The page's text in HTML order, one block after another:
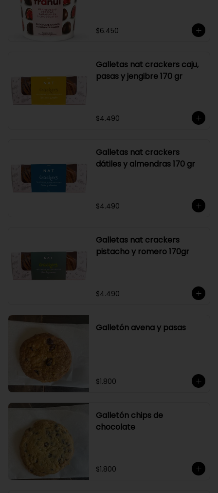
$6.450
Galletas nat crackers caju,
pasas y jengibre 170 gr
$4.490
Galletas nat crackers
dátiles y almendras 170 gr
$4.490
Galletas nat crackers
pistacho y romero 170gr
$4.490
Galletón avena y pasas
$1.800
Galletón chips de
chocolate
$1.800